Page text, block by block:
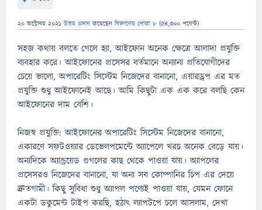
20 অক্টোবর 2021 উত্তর প্রদান করেছেনবিজ্ঞানের পোকা ৮ (54,300 পয়েন্ট)
সহজ কথায় বলতে গেলে হ্যা, আইফোন অনেক ক্ষেত্রে আলাদা প্রযুক্তি
ব্যবহার করে। আইফোনের প্রসেসর বর্তমানে অন্যান্য প্রতিযোগীদের
চেয়ে ভালো, অপারেটিং সিস্টেম নিজেদের বানানো, এয়ারড্রপ এর মত
প্রযুক্তি শুধু আইফোনেই আছে। আমি কিছুটা এক এক করে বলছি কেন
আইফোনের দাম বেশি।
নিজস্ব প্রযুক্তি: আইফোনের অপারেটিং সিস্টেম নিজেদের বানানো,
একারণে সফটওয়্যার ডেভেলপমেন্টে অ্যাপেলে খরচ অনেক বেড়ে যায়।
অন্যদিকে অ্যান্ড্রয়েড গুগলের কাছ থেকে পাওয়া যায়। অ্যাপলের
প্রসেসরও নিজেদের বানানো, যা অন্য সব কোম্পানির চিপ এর দেয়ে
দ্রুতগামী। কিছু সুবিধা শুধু অ্যাপল পণ্যেই পাওয়া যায়, যেমন ফোনে
একটা ডকুমেন্ট টাইপ করছি, হঠাৎ ল্যাপটপে চলে আসলাম, দেখা